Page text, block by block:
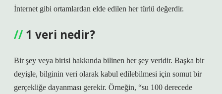
İnternet gibi ortamlardan elde edilen her türlü değerdir.
1 veri nedir?
Bir şey veya birisi hakkında bilinen her şey veridir. Başka bir
deyişle, bilginin veri olarak kabul edilebilmesi için somut bir
gerçekliğe dayanması gerekir. Örneğin, “su 100 derecede